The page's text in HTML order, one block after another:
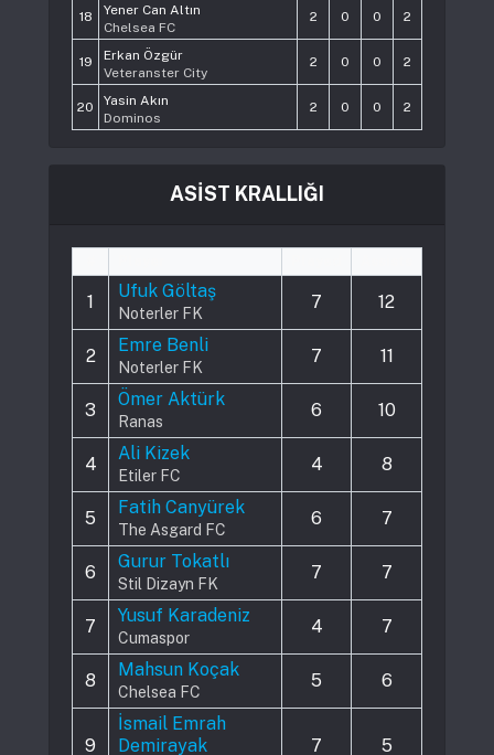
18
Yener Can Altın
Chelsea FC
2 0 0 2
19
Erkan Özgür
Veteranster City
2 0 0 2
20
Yasin Akın
Dominos
2 0 0 2
ASİST KRALLIĞI
1
Ufuk Göltaş
Noterler FK
7 12
2
Emre Benli
Noterler FK
7 11
3
Ömer Aktürk
Ranas
6 10
4
Ali Kizek
Etiler FC
4 8
5
Fatih Canyürek
The Asgard FC
6 7
6
Gurur Tokatlı
Stil Dizayn FK
7 7
7
Yusuf Karadeniz
Cumaspor
4 7
8
Mahsun Koçak
Chelsea FC
5 6
9
İsmail Emrah
Demirayak
7 5